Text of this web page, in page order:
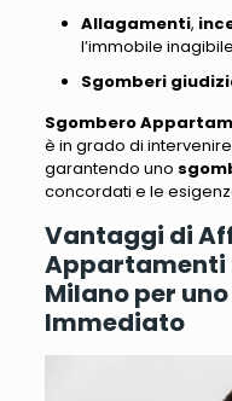
Allagamenti,
l’immobile
Sgomberi
Sgombero
è in grado di
garantendo uno
concordati e le
Vantaggi di
Appartamenti
Milano per
Immediato